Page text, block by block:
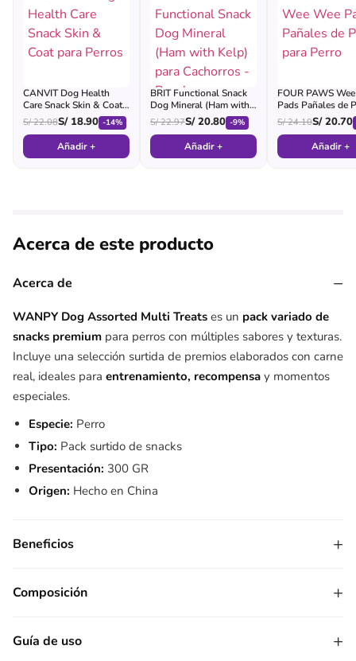
CANVIT Dog Health
Care Snack Skin & Coat
para Perros
S/22.08S/18.90 -14%
Añadir +
BRIT Functional Snack
Dog Mineral (Ham with
Kelp) para Cachorros -
Pouch
S/22.97S/20.80 -9%
Añadir +
FOUR PAWS
Pads Pañales de
para Perro
S/24.10S/20.70
Añadir +
Acerca de este producto
Acerca de −
WANPY Dog Assorted Multi Treats es un pack variado de
snacks premium para perros con múltiples sabores y texturas.
Incluye una selección surtida de premios elaborados con carne
real, ideales para entrenamiento, recompensa y momentos
especiales.
Especie: Perro
Tipo: Pack surtido de snacks
Presentación: 300 GR
Origen: Hecho en China
Beneficios +
Composición +
Guía de uso +